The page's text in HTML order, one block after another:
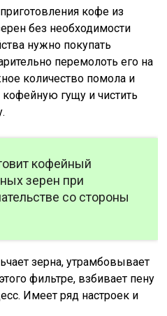
кофе из
без необходимости
нужно покупать
перемолоть его на
количество помола и
кофейную гущу и чистить
кофейный
зерен при
со стороны
зерна, утрамбовывает
фильтре, взбивает пену
Имеет ряд настроек и